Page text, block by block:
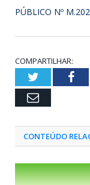
PÚBLICO Nº
COMPARTILHAR:
Twitter
Email
CONTEÚDO